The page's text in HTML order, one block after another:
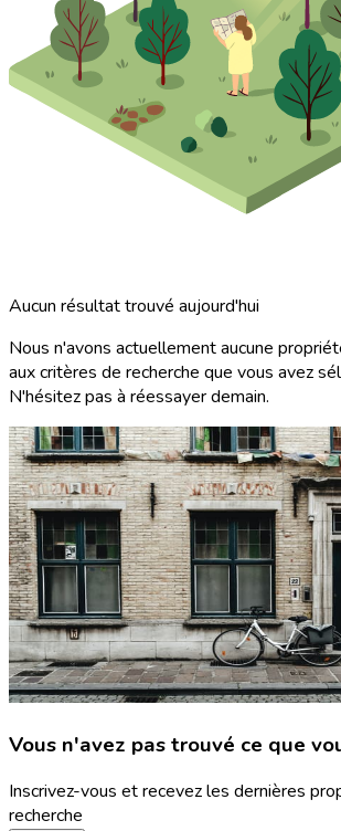
Aucun résultat trouvé aujourd'hui
Nous n'avons actuellement aucune
aux critères de recherche que vous avez
N'hésitez pas à réessayer demain.
Vous n'avez pas trouvé ce que
Inscrivez-vous et recevez les dernières
recherche